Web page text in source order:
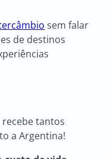
sem falar
de destinos
recebe tantos
a Argentina!